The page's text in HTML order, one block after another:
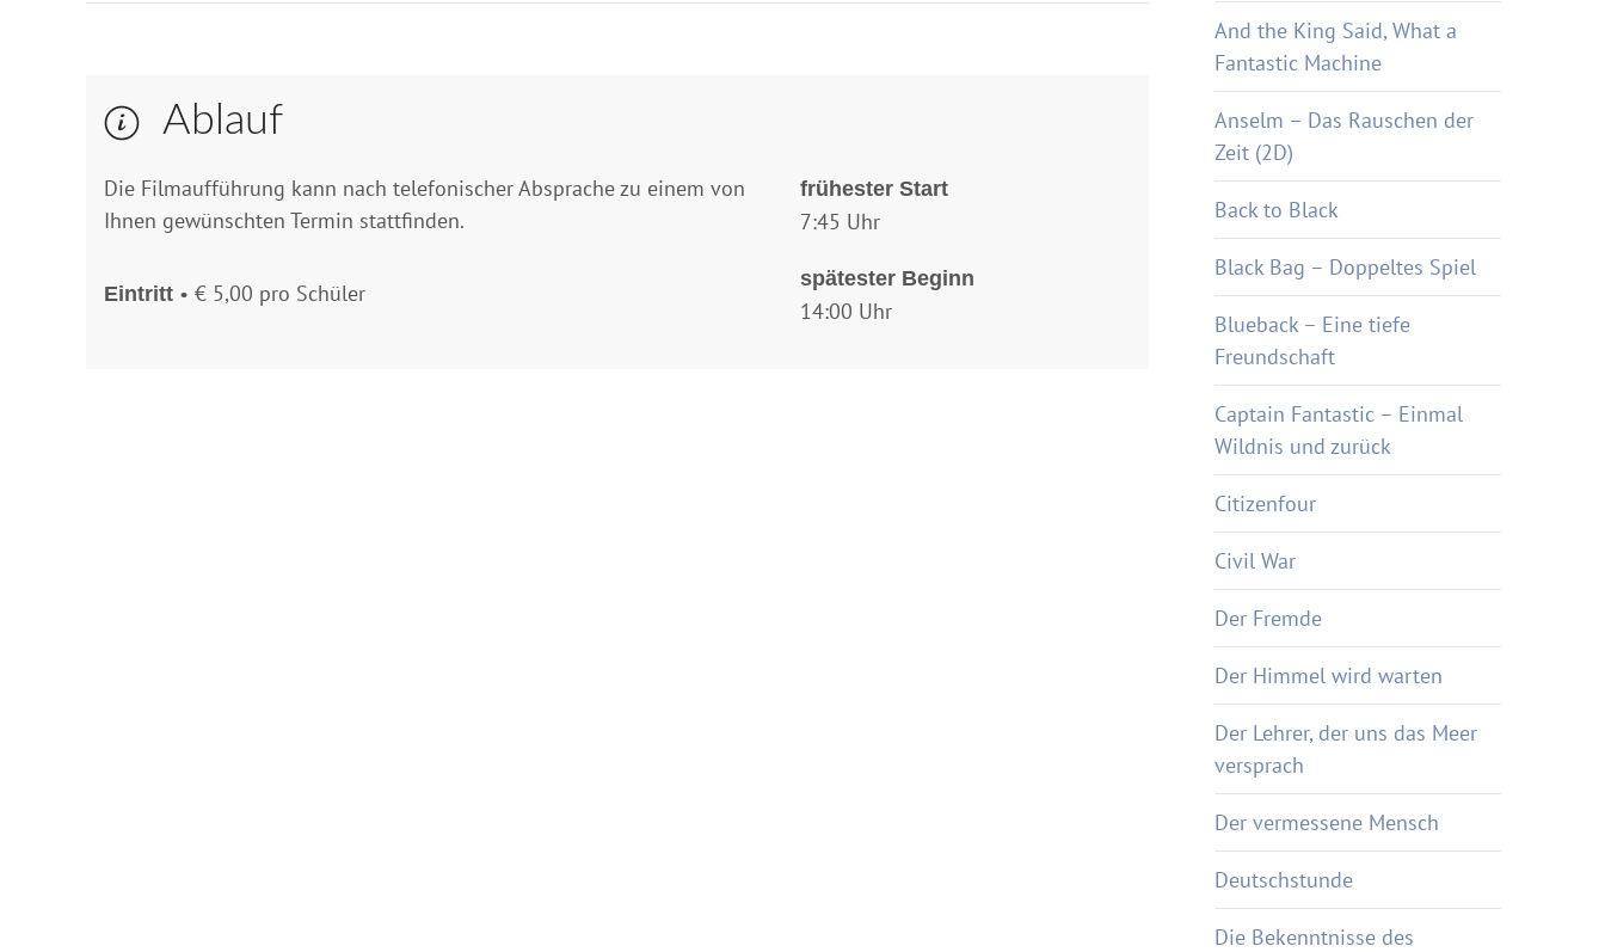
Ablauf
Die Filmaufführung kann nach telefonischer Absprache zu einem von
Ihnen gewünschten Termin stattfinden.
Eintritt • € 5,00 pro Schüler
frühester Start
7:45 Uhr
spätester Beginn
14:00 Uhr
And the King Said, What a
Fantastic Machine
Anselm – Das Rauschen der
Zeit (2D)
Back to Black
Black Bag – Doppeltes Spiel
Blueback – Eine tiefe
Freundschaft
Captain Fantastic – Einmal
Wildnis und zurück
Citizenfour
Civil War
Der Fremde
Der Himmel wird warten
Der Lehrer, der uns das Meer
versprach
Der vermessene Mensch
Deutschstunde
Die Bekenntnisse des